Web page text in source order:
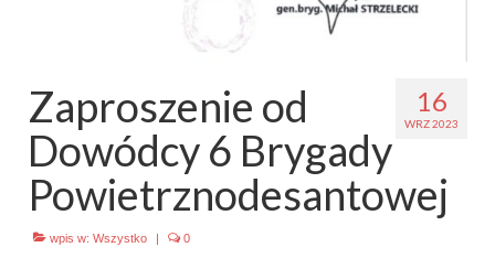
Dla harcerzy i rodziców
Ryngraf Pamiątkowy 7 HDCzB
Odznaka Honorowa 7 HDCzB
Nasze twarze
Galeria
Galerie 1983-2025
16
WRZ 2023
Zaproszenie od
Dowódcy 6 Brygady
Powietrznodesantowej
wpis w: Wszystko | 0